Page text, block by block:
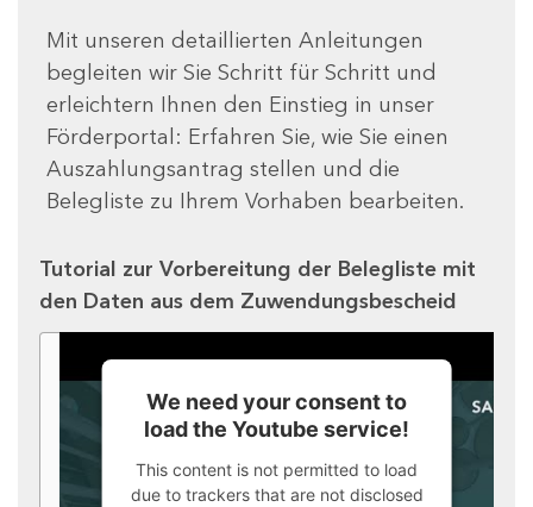
Mit unseren detaillierten Anleitungen
begleiten wir Sie Schritt für Schritt und
erleichtern Ihnen den Einstieg in unser
Förderportal: Erfahren Sie, wie Sie einen
Auszahlungsantrag stellen und die
Belegliste zu Ihrem Vorhaben bearbeiten.
Tutorial zur Vorbereitung der Belegliste mit
den Daten aus dem Zuwendungsbescheid
We need your consent to
load the Youtube service!
This content is not permitted to load
due to trackers that are not disclosed